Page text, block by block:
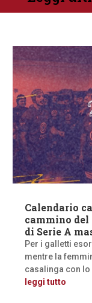
Calendario
cammino del
di Serie A
Per i galletti
mentre la
casalinga con lo
leggi tutto